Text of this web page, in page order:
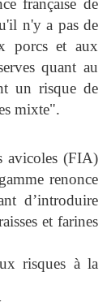
n'y a pas de
porcs et aux
quant au
un risque de
mixte".
avicoles (FIA)
renonce
d’introduire
et farines
risques à la